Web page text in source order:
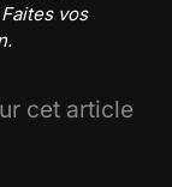
vos
cet article